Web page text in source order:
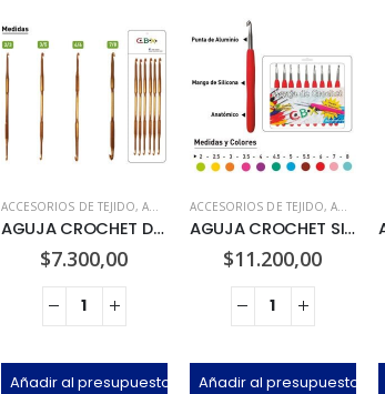
ACCESORIOS DE TEJIDO,AGUJAS CROCHET
AGUJA CROCHET DOBLE x 6u
$7.300,00
Añadir al presupuesto
ACCESORIOS DE TEJIDO,AGUJAS CROCHET
AGUJA CROCHET SILICONA x 9u
$11.200,00
Añadir al presupuesto